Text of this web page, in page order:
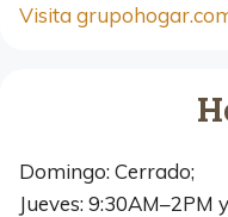
Visita
Domingo: Cerrado;
Jueves: 9:30AM–2PM